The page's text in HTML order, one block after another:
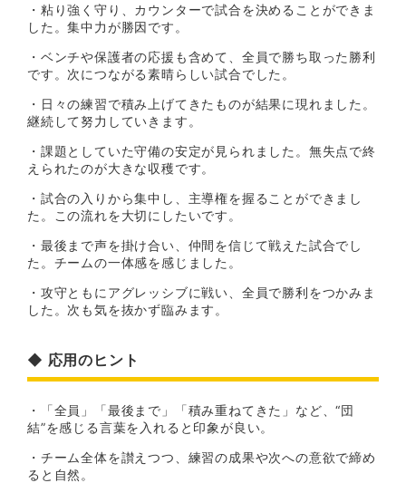
・粘り強く守り、カウンターで試合を決めることができま
した。集中力が勝因です。
・ベンチや保護者の応援も含めて、全員で勝ち取った勝利
です。次につながる素晴らしい試合でした。
・日々の練習で積み上げてきたものが結果に現れました。
継続して努力していきます。
・課題としていた守備の安定が見られました。無失点で終
えられたのが大きな収穫です。
・試合の入りから集中し、主導権を握ることができまし
た。この流れを大切にしたいです。
・最後まで声を掛け合い、仲間を信じて戦えた試合でし
た。チームの一体感を感じました。
・攻守ともにアグレッシブに戦い、全員で勝利をつかみま
した。次も気を抜かず臨みます。
◆ 応用のヒント
・「全員」「最後まで」「積み重ねてきた」など、“団
結”を感じる言葉を入れると印象が良い。
・チーム全体を讃えつつ、練習の成果や次への意欲で締め
ると自然。